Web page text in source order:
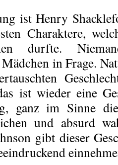
ist Henry
Charaktere,
durfte.
in Frage.
ist wieder eine
ganz im Sinne
und absurd
gibt dieser